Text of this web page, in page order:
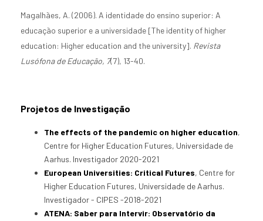
Magalhães, A. (2006). A identidade do ensino superior: A
educação superior e a universidade [The identity of higher
education: Higher education and the university]. Revista
Lusófona de Educação, 7(7), 13-40.
Projetos de Investigação
The effects of the pandemic on higher education,
Centre for Higher Education Futures, Universidade de
Aarhus. Investigador 2020-2021
European Universities: Critical Futures, Centre for
Higher Education Futures, Universidade de Aarhus.
Investigador - CIPES -2018-2021
ATENA: Saber para Intervir: Observatório da